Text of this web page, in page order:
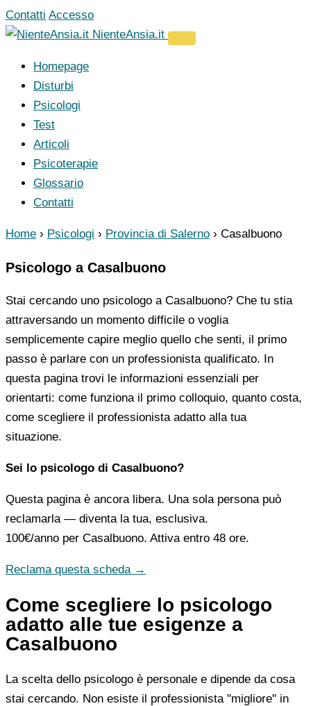
Vai
al
Contatti Accesso
NienteAnsia.it
Homepage
Disturbi
Psicologi
Test
Articoli
Psicoterapie
Glossario
Contatti
Home › Psicologi › Provincia di Salerno › Casalbuono
Psicologo a Casalbuono
Stai cercando uno psicologo a Casalbuono? Che tu stia
attraversando un momento difficile o voglia
semplicemente capire meglio quello che senti, il primo
passo è parlare con un professionista qualificato. In
questa pagina trovi le informazioni essenziali per
orientarti: come funziona il primo colloquio, quanto costa,
come scegliere il professionista adatto alla tua
situazione.
Sei lo psicologo di Casalbuono?
Questa pagina è ancora libera. Una sola persona può
reclamarla — diventa la tua, esclusiva.
100€/anno per Casalbuono. Attiva entro 48 ore.
Reclama questa scheda →
Come scegliere lo psicologo
adatto alle tue esigenze a
Casalbuono
La scelta dello psicologo è personale e dipende da cosa
stai cercando. Non esiste il professionista "migliore" in